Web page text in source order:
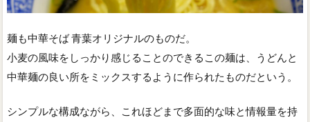
麺も中華そば 青葉オリジナルのものだ。
小麦の風味をしっかり感じることのできるこの麺は、うどんと
中華麺の良い所をミックスするように作られたものだという。
シンプルな構成ながら、これほどまで多面的な味と情報量を持